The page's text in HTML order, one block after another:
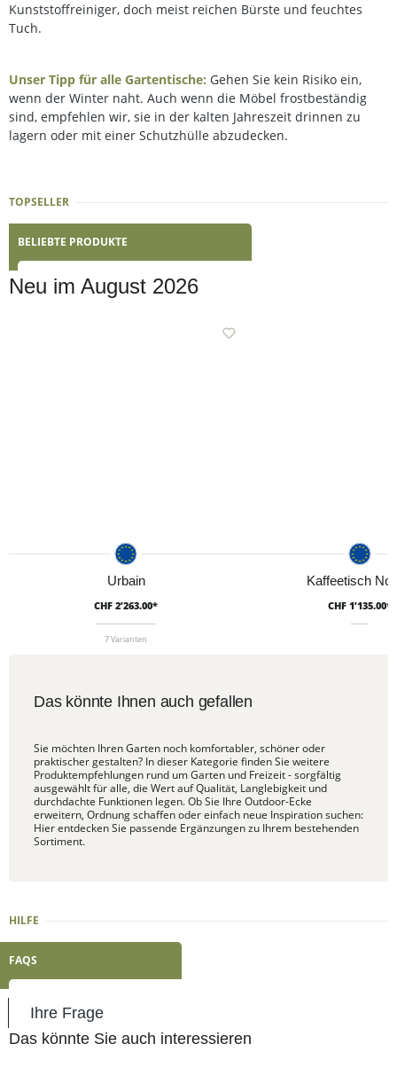
Kunststoffreiniger, doch meist reichen Bürste und feuchtes
Tuch.
Unser Tipp für alle Gartentische: Gehen Sie kein Risiko ein,
wenn der Winter naht. Auch wenn die Möbel frostbeständig
sind, empfehlen wir, sie in der kalten Jahreszeit drinnen zu
lagern oder mit einer Schutzhülle abzudecken.
TOPSELLER
BELIEBTE PRODUKTE
Neu im August 2026
Urbain
CHF 2’263.00*
7 Varianten
Kaffeetisch
CHF 1’135.00*
Das könnte Ihnen auch gefallen
Sie möchten Ihren Garten noch komfortabler, schöner oder
praktischer gestalten? In dieser Kategorie finden Sie weitere
Produktempfehlungen rund um Garten und Freizeit - sorgfältig
ausgewählt für alle, die Wert auf Qualität, Langlebigkeit und
durchdachte Funktionen legen. Ob Sie Ihre Outdoor-Ecke
erweitern, Ordnung schaffen oder einfach neue Inspiration suchen:
Hier entdecken Sie passende Ergänzungen zu Ihrem bestehenden
Sortiment.
HILFE
FAQS
Ihre Frage
Das könnte Sie auch interessieren